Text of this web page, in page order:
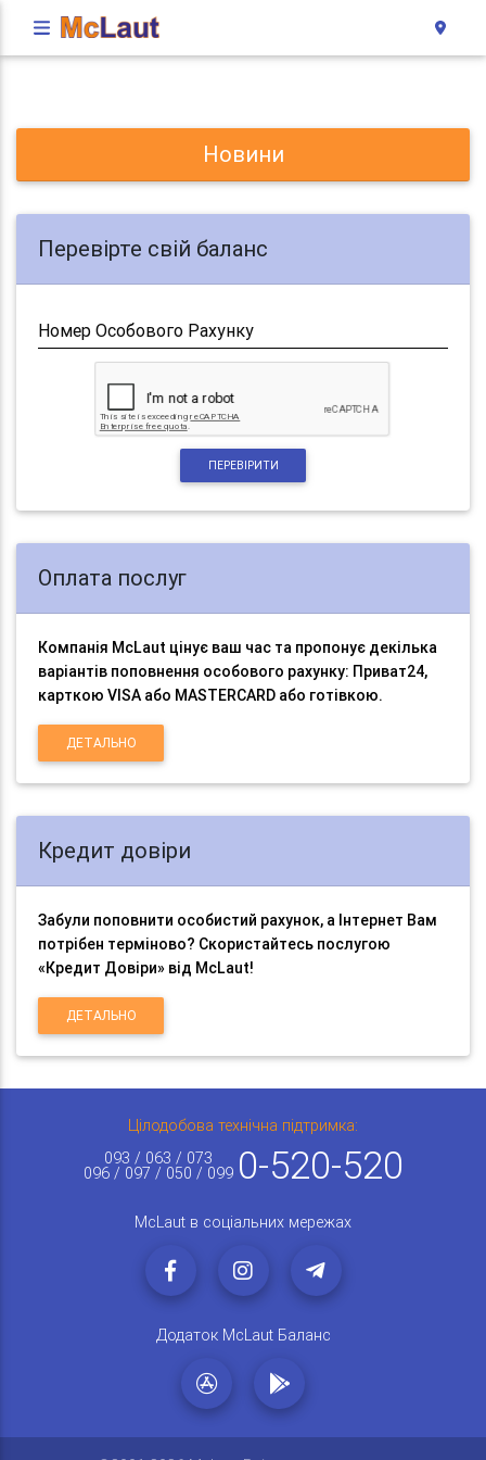
Новини
Перевірте свій баланс
Номер Особового Рахунку
ПЕРЕВІРИТИ
Оплата послуг
Компанія McLaut цінує ваш час та пропонує декілька
варіантів поповнення особового рахунку: Приват24,
карткою VISA або MASTERCARD або готівкою.
ДЕТАЛЬНО
Кредит довіри
Забули поповнити особистий рахунок, а Інтернет Вам
потрібен терміново? Скористайтесь послугою
«Кредит Довіри» від McLaut!
ДЕТАЛЬНО
Цілодобова технічна підтримка:
093 / 063 / 073
096 / 097 / 050 / 099 0-520-520
McLaut в соціальних мережах
Додаток McLaut Баланс